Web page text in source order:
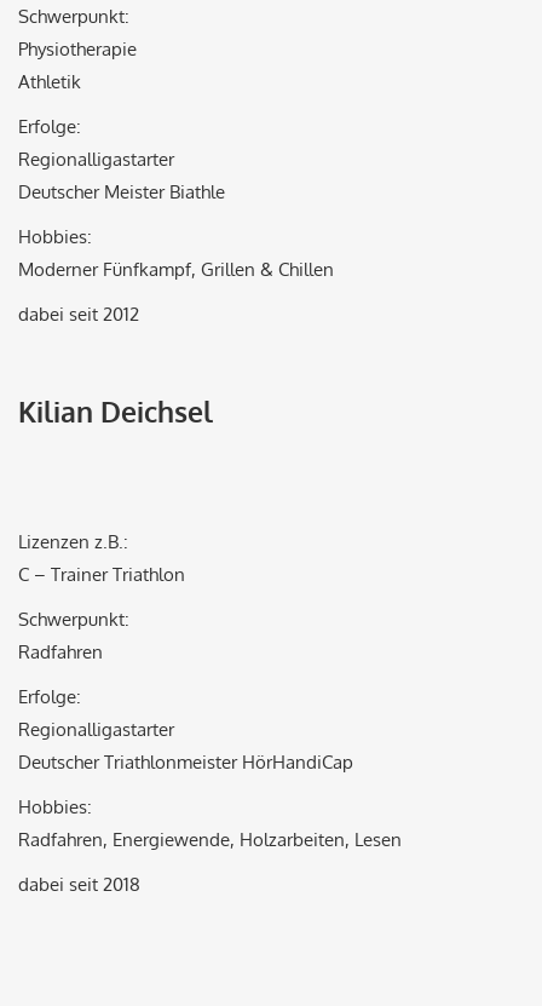
Schwerpunkt:
Physiotherapie
Athletik
Erfolge:
Regionalligastarter
Deutscher Meister Biathle
Hobbies:
Moderner Fünfkampf, Grillen & Chillen
dabei seit 2012
Kilian Deichsel
Lizenzen z.B.:
C – Trainer Triathlon
Schwerpunkt:
Radfahren
Erfolge:
Regionalligastarter
Deutscher Triathlonmeister HörHandiCap
Hobbies:
Radfahren, Energiewende, Holzarbeiten, Lesen
dabei seit 2018